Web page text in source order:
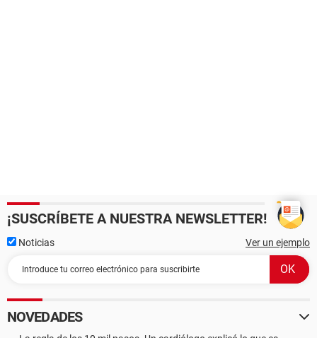
¡SUSCRÍBETE A NUESTRA NEWSLETTER!
Noticias Ver un ejemplo
NOVEDADES